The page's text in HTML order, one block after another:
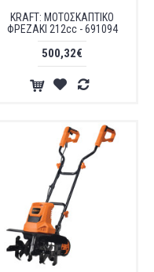
KRAFT: ΜΟΤΟΣΚΑΠΤΙΚΟ
ΦΡΕΖΑΚΙ 212cc - 691094
500,32€